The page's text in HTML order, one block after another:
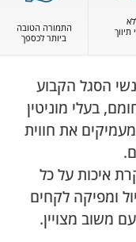
תיווך
התמורה הטובה
ביותר לכספך
הסגל הקבוע
בעלי מוניטין
את חווית
איכות על כל
ומפיקה לקחים
משוב מצויין.